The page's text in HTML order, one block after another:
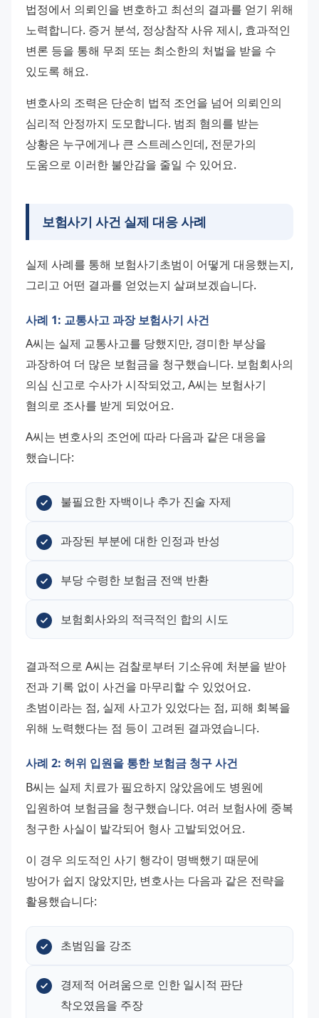
법정에서 의뢰인을 변호하고 최선의 결과를 얻기 위해
노력합니다. 증거 분석, 정상참작 사유 제시, 효과적인
변론 등을 통해 무죄 또는 최소한의 처벌을 받을 수
있도록 해요.
변호사의 조력은 단순히 법적 조언을 넘어 의뢰인의
심리적 안정까지 도모합니다. 범죄 혐의를 받는
상황은 누구에게나 큰 스트레스인데, 전문가의
도움으로 이러한 불안감을 줄일 수 있어요.
보험사기 사건 실제 대응 사례
실제 사례를 통해 보험사기초범이 어떻게 대응했는지,
그리고 어떤 결과를 얻었는지 살펴보겠습니다.
사례 1: 교통사고 과장 보험사기 사건
A씨는 실제 교통사고를 당했지만, 경미한 부상을
과장하여 더 많은 보험금을 청구했습니다. 보험회사의
의심 신고로 수사가 시작되었고, A씨는 보험사기
혐의로 조사를 받게 되었어요.
A씨는 변호사의 조언에 따라 다음과 같은 대응을
했습니다:
불필요한 자백이나 추가 진술 자제
과장된 부분에 대한 인정과 반성
부당 수령한 보험금 전액 반환
보험회사와의 적극적인 합의 시도
결과적으로 A씨는 검찰로부터 기소유예 처분을 받아
전과 기록 없이 사건을 마무리할 수 있었어요.
초범이라는 점, 실제 사고가 있었다는 점, 피해 회복을
위해 노력했다는 점 등이 고려된 결과였습니다.
사례 2: 허위 입원을 통한 보험금 청구 사건
B씨는 실제 치료가 필요하지 않았음에도 병원에
입원하여 보험금을 청구했습니다. 여러 보험사에 중복
청구한 사실이 발각되어 형사 고발되었어요.
이 경우 의도적인 사기 행각이 명백했기 때문에
방어가 쉽지 않았지만, 변호사는 다음과 같은 전략을
활용했습니다:
초범임을 강조
경제적 어려움으로 인한 일시적 판단
착오였음을 주장